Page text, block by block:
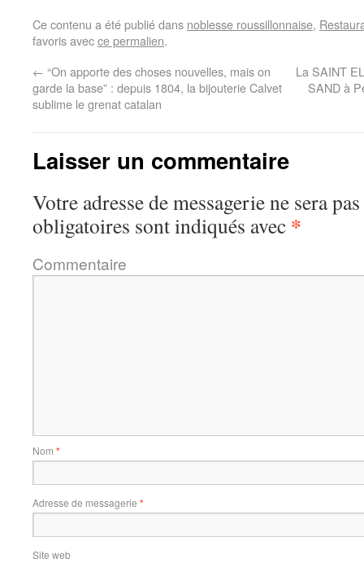
Ce contenu a été publié dans noblesse roussillonnaise,
favoris avecce permalien.
← “On apporte des choses nouvelles, mais on
garde la base” : depuis 1804, la bijouterie Calvet
sublime le grenat catalan
La SAINT
SAND à
Laisser un commentaire
Votre adresse de messagerie ne sera
obligatoires sont indiqués avec *
Commentaire
Nom *
Adresse de messagerie *
Site web